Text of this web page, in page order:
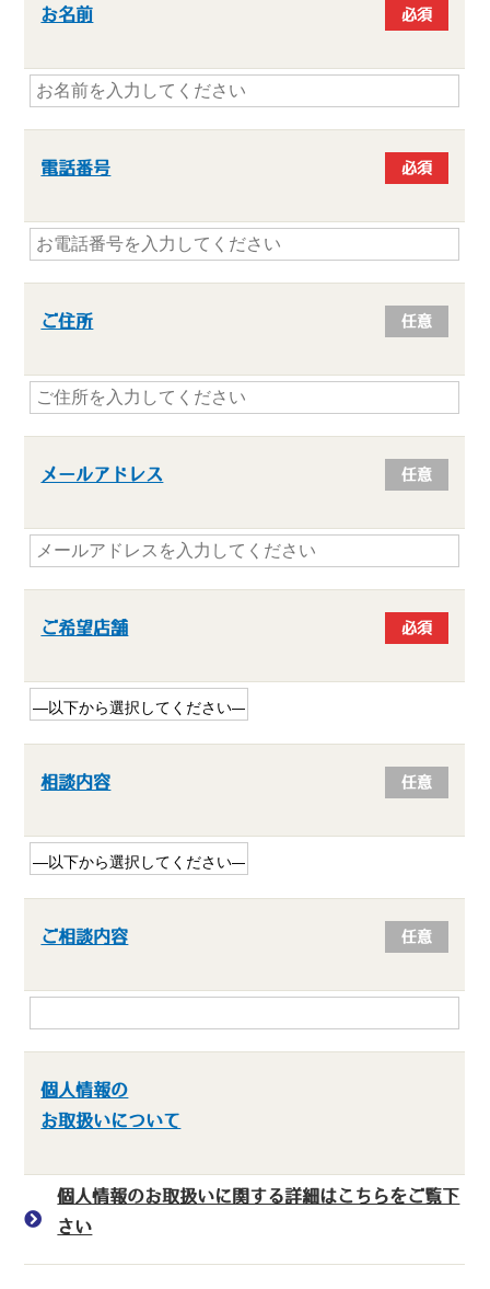
お名前 必須
電話番号 必須
ご住所 任意
メールアドレス 任意
ご希望店舗 必須
相談内容 任意
ご相談内容 任意
個人情報の
お取扱いについて
個人情報のお取扱いに関する詳細はこちらをご覧下
さい